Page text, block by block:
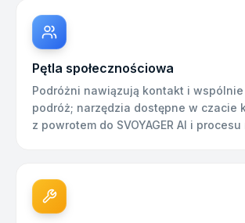
Pętla społecznościowa
Podróżni nawiązują kontakt i
podróż; narzędzia dostępne w czacie
z powrotem do SVOYAGER AI i